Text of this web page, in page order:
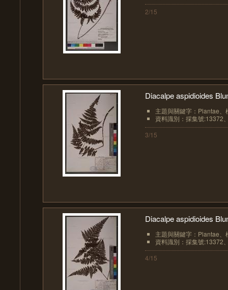
2/15
Diacalpe aspidioides
主題與關鍵字：Plantae
資料識別：採集號:13372
3/15
Diacalpe aspidioides
主題與關鍵字：Plantae
資料識別：採集號:13372
4/15